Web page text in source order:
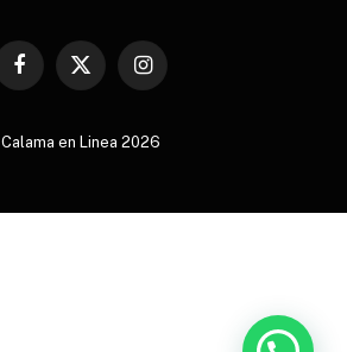
Facebook
X
Instagram
Calama en Linea 2026